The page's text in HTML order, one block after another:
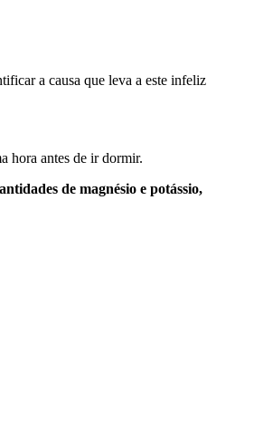
a causa que leva a este infeliz
hora antes de ir dormir.
de magnésio e potássio,